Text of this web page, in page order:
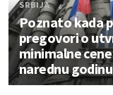
SRBIJA
Poznato kada
pregovori o
minimalne
narednu godinu